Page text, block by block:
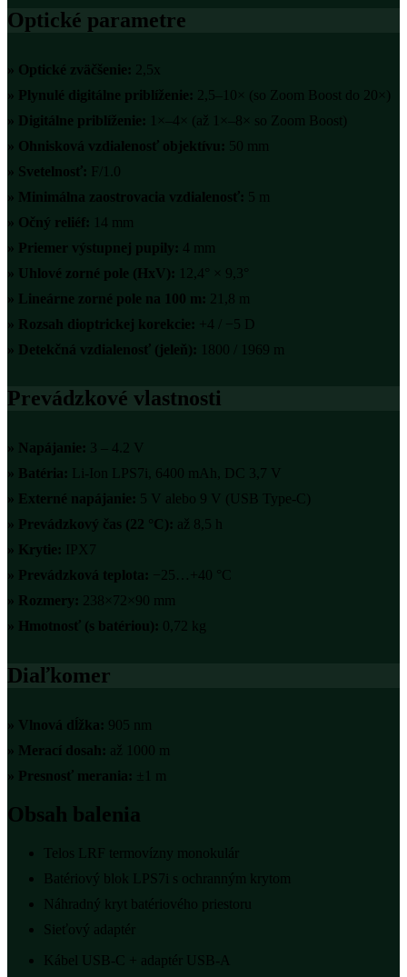
Optické parametre
» Optické zväčšenie: 2,5x
» Plynulé digitálne priblíženie: 2,5–10× (so Zoom Boost do 20×)
» Digitálne priblíženie: 1×–4× (až 1×–8× so Zoom Boost)
» Ohnisková vzdialenosť objektívu: 50 mm
» Svetelnosť: F/1.0
» Minimálna zaostrovacia vzdialenosť: 5 m
» Očný reliéf: 14 mm
» Priemer výstupnej pupily: 4 mm
» Uhlové zorné pole (HxV): 12,4° × 9,3°
» Lineárne zorné pole na 100 m: 21,8 m
» Rozsah dioptrickej korekcie: +4 / −5 D
» Detekčná vzdialenosť (jeleň): 1800 / 1969 m
Prevádzkové vlastnosti
» Napájanie: 3 – 4.2 V
» Batéria: Li-Ion LPS7i, 6400 mAh, DC 3,7 V
» Externé napájanie: 5 V alebo 9 V (USB Type-C)
» Prevádzkový čas (22 °C): až 8,5 h
» Krytie: IPX7
» Prevádzková teplota: −25…+40 °C
» Rozmery: 238×72×90 mm
» Hmotnosť (s batériou): 0,72 kg
Diaľkomer
» Vlnová dĺžka: 905 nm
» Merací dosah: až 1000 m
» Presnosť merania: ±1 m
Obsah balenia
Telos LRF termovízny monokulár
Batériový blok LPS7i s ochranným krytom
Náhradný kryt batériového priestoru
Sieťový adaptér
Kábel USB-C + adaptér USB-A